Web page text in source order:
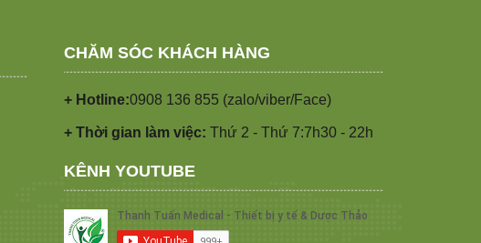
CHĂM SÓC KHÁCH HÀNG
+ Hotline:0908 136 855 (zalo/viber/Face)
+ Thời gian làm việc: Thứ 2 - Thứ 7:7h30 - 22h
KÊNH YOUTUBE